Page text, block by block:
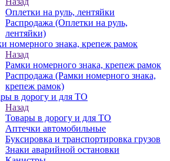
Оплетки на руль, лентяйки
Распродажа (Оплетки на руль,
лентяйки)
номерного знака, крепеж рамок
Назад
Рамки номерного знака, крепеж рамок
Распродажа (Рамки номерного знака,
крепеж рамок)
в дорогу и для ТО
Назад
Товары в дорогу и для ТО
Аптечки автомобильные
Буксировка и транспортировка грузов
Знаки аварийной остановки